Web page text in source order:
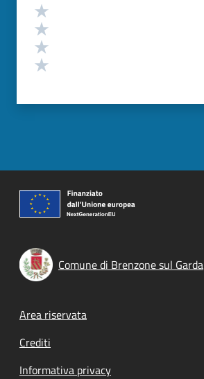
Comune di Brenzone sul Garda
Footer menu
Area riservata
Crediti
Informativa privacy